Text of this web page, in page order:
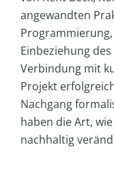
angewandten
Einbeziehung
Verbindung mit
Projekt
Nachgang
haben die Art,
nachhaltig